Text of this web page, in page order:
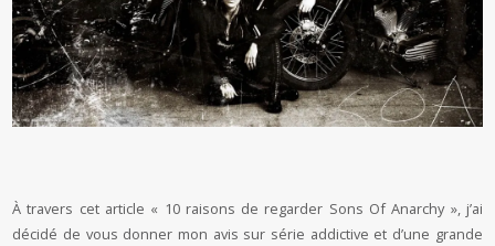
À travers cet article « 10 raisons de regarder Sons Of Anarchy », j’ai
décidé de vous donner mon avis sur série addictive et d’une grande